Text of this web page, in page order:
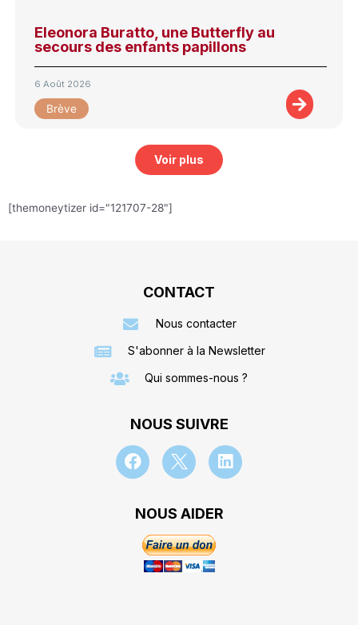
Eleonora Buratto, une Butterfly au
secours des enfants papillons
6 Août 2026
Brève
Voir plus
[themoneytizer id="121707-28"]
CONTACT
Nous contacter
S'abonner à la Newsletter
Qui sommes-nous ?
NOUS SUIVRE
NOUS AIDER